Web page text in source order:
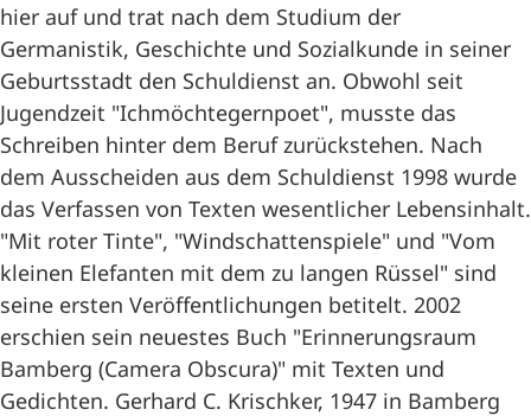
hier auf und trat nach dem Studium der
Germanistik, Geschichte und Sozialkunde in seiner
Geburtsstadt den Schuldienst an. Obwohl seit
Jugendzeit "Ichmöchtegernpoet", musste das
Schreiben hinter dem Beruf zurückstehen. Nach
dem Ausscheiden aus dem Schuldienst 1998 wurde
das Verfassen von Texten wesentlicher Lebensinhalt.
"Mit roter Tinte", "Windschattenspiele" und "Vom
kleinen Elefanten mit dem zu langen Rüssel" sind
seine ersten Veröffentlichungen betitelt. 2002
erschien sein neuestes Buch "Erinnerungsraum
Bamberg (Camera Obscura)" mit Texten und
Gedichten. Gerhard C. Krischker, 1947 in Bamberg